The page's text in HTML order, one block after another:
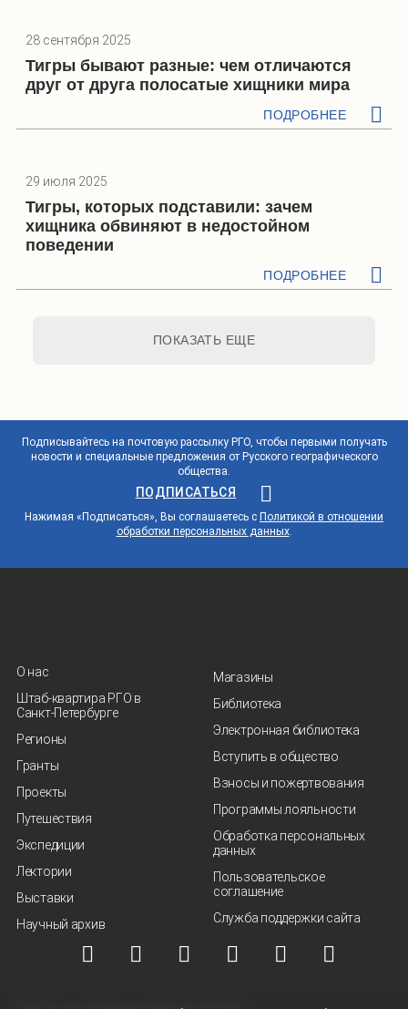
28 сентября 2025
Тигры бывают разные: чем отличаются
друг от друга полосатые хищники мира
ПОДРОБНЕЕ
29 июля 2025
Тигры, которых подставили: зачем
хищника обвиняют в недостойном
поведении
ПОДРОБНЕЕ
ПОКАЗАТЬ ЕЩЕ
Подписывайтесь на почтовую рассылку РГО, чтобы первыми получать
новости и специальные предложения от Русского географического
общества.
ПОДПИСАТЬСЯ
Нажимая «Подписаться», Вы соглашаетесь с Политикой в отношении
обработки персональных данных.
О нас
Штаб-квартира РГО в
Санкт‑Петербурге
Регионы
Гранты
Проекты
Путешествия
Экспедиции
Лектории
Выставки
Научный архив
Магазины
Библиотека
Электронная библиотека
Вступить в общество
Взносы и пожертвования
Программы лояльности
Обработка персональных
данных
Пользовательское
соглашение
Служба поддержки сайта